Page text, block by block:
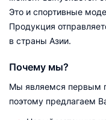
Это и спортивные
Продукция
в страны Азии.
Почему мы?
Мы являемся первым
поэтому предлагаем